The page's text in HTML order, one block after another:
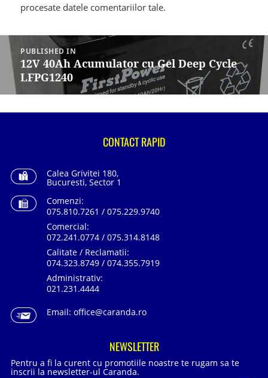
procesate datele comentariilor tale.
Navigare
articole
PUBLISHED IN
12V 40Ah Acumulator cu Gel Deep Cycle
LFPG1240
CONTACT RAPID
Calea Grivitei 180,
Bucuresti, Sector 1
Comenzi:
075.810.7261 / 075.229.9740
Comercial:
072.241.0774 / 075.314.8148
Calitate / Reclamatii:
074.323.8749 / 074.355.7919
Administrativ:
021.231.4444
Email: office@caranda.ro
NEWSLETTER
Pentru a fi la curent cu promotiile noastre te rugam sa te
inscrii la newsletter-ul Caranda.